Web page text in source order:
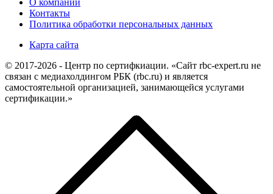
О компании
Контакты
Политика обработки персональных данных
Карта сайта
© 2017-2026 - Центр по сертифкиации. «Сайт rbc-expert.ru не
связан с медиахолдингом РБК (rbc.ru) и является
самостоятельной организацией, занимающейся услугами
сертификации.»